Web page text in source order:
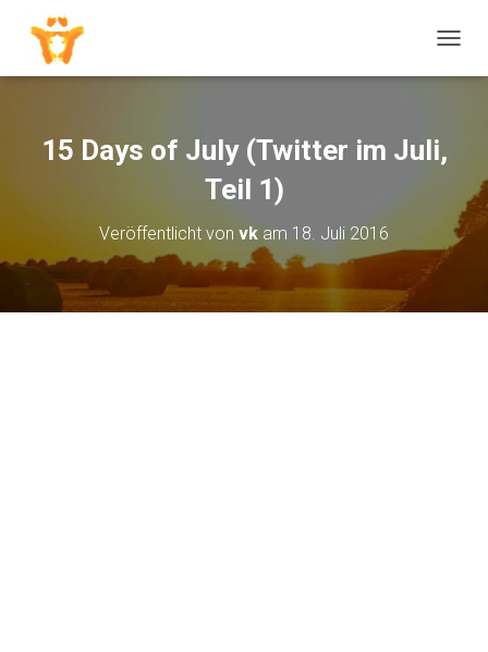
A
N
15 Days of July (Twitter im Juli,
Teil 1)
Veröffentlicht von vk am 18. Juli 2016